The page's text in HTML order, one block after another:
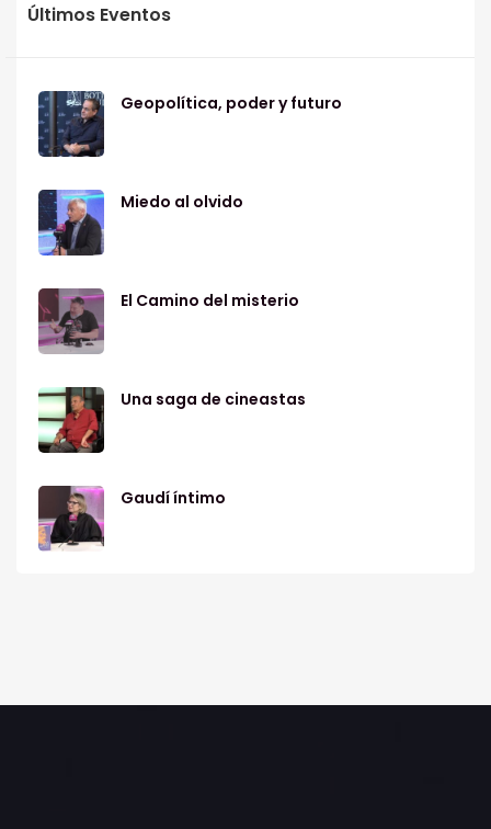
Últimos Eventos
Geopolítica, poder y futuro
Miedo al olvido
El Camino del misterio
Una saga de cineastas
Gaudí íntimo